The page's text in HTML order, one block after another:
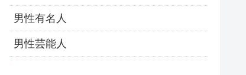
男性有名人
男性芸能人